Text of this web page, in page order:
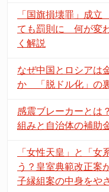
「国旗損壊罪」成
ても罰則に 何が変
く解説
なぜ中国とロシアは
か 「脱ドル化」の
感震ブレーカーとは
組みと自治体の補助
「女性天皇」と「女
う？皇室典範改正案
子縁組案の中身をや